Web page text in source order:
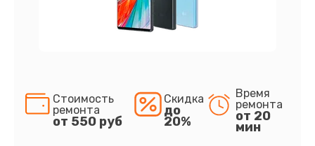
Стоимость
ремонта
от 550 руб
Скидка
до
20%
Время
ремонта
от 20
мин